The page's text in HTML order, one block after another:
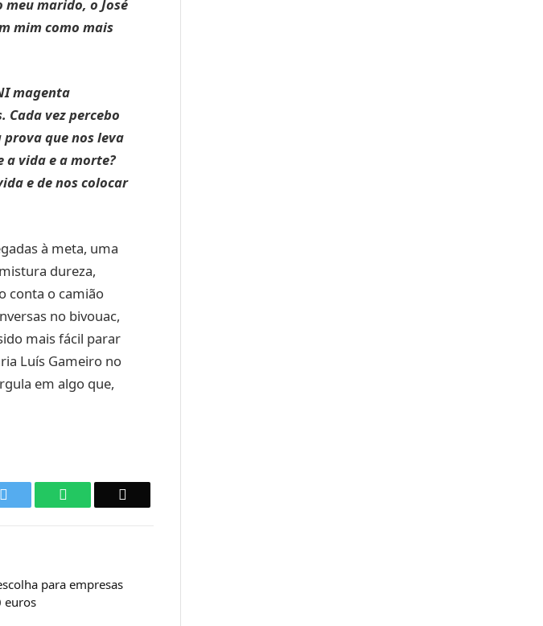
marido, o José
mim como mais
magenta
Cada vez percebo
que nos leva
a vida e a morte?
e de nos colocar
à meta, uma
dureza,
conta o camião
no bivouac,
mais fácil parar
Luís Gameiro no
em algo que,
WhatsApp
para empresas
euros